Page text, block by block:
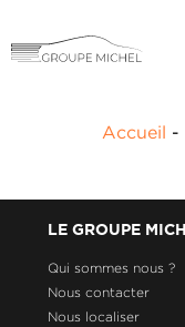
DACIA
LIGIER
MICROCAR
LIGIER
GROUPE
ACADÉMIE
HISTORIQUE
Accueil -
LE GROUPE
Qui sommes nous ?
Nous contacter
Nous localiser